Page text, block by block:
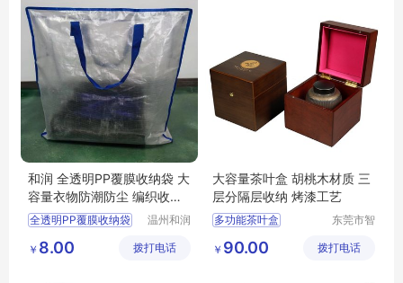
和润 全透明PP覆膜收纳袋 大
容量衣物防潮防尘 编织收纳
包 现货
全透明PP覆膜收纳袋
编织收纳包
温州和润
公司
￥ 8.00 拨打电话
大容量茶叶盒 胡桃木材质 三
层分隔层收纳 烤漆工艺
多功能茶叶盒
茶叶收纳盒
东莞市智
限公司
￥ 90.00 拨打电话